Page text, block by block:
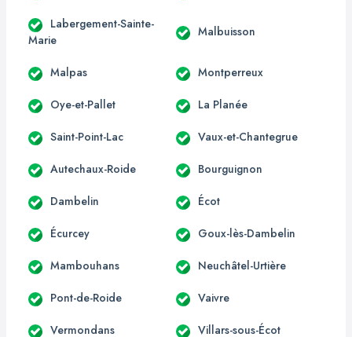
Labergement-Sainte-
Marie
Malbuisson
Malpas Montperreux
Oye-et-Pallet La Planée
Saint-Point-Lac Vaux-et-Chantegrue
Autechaux-Roide Bourguignon
Dambelin Écot
Écurcey Goux-lès-Dambelin
Mambouhans Neuchâtel-Urtière
Pont-de-Roide Vaivre
Vermondans Villars-sous-Écot